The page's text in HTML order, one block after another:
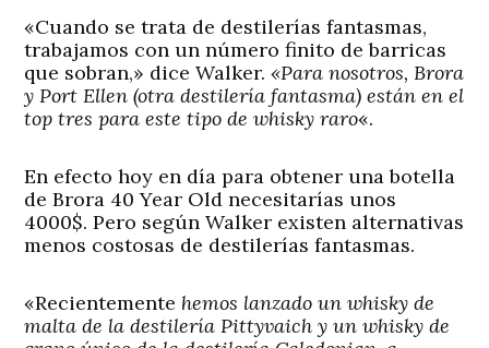
«Cuando se trata de destilerías fantasmas,
trabajamos con un número finito de barricas
que sobran,» dice Walker.«Para nosotros, Brora
y Port Ellen (otra destilería fantasma) están en el
top tres para este tipo de whisky raro«.
En efecto hoy en día para obtener una botella
de Brora 40 Year Old necesitarías unos
4000$. Pero según Walker existen alternativas
menos costosas de destilerías fantasmas.
«Recientemente hemos lanzado un whisky de
malta de la destilería Pittyvaich y un whisky de